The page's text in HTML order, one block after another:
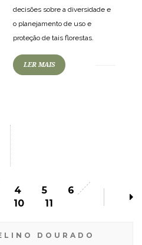
decisões sobre a diversidade e
o planejamento de uso e
proteção de tais florestas.
LER MAIS
4 5
6
10 11
DOURADO